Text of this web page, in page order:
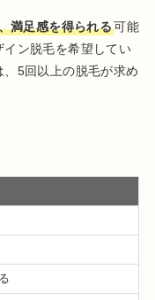
満足感を得られる可能
ン脱毛を希望してい
5回以上の脱毛が求め